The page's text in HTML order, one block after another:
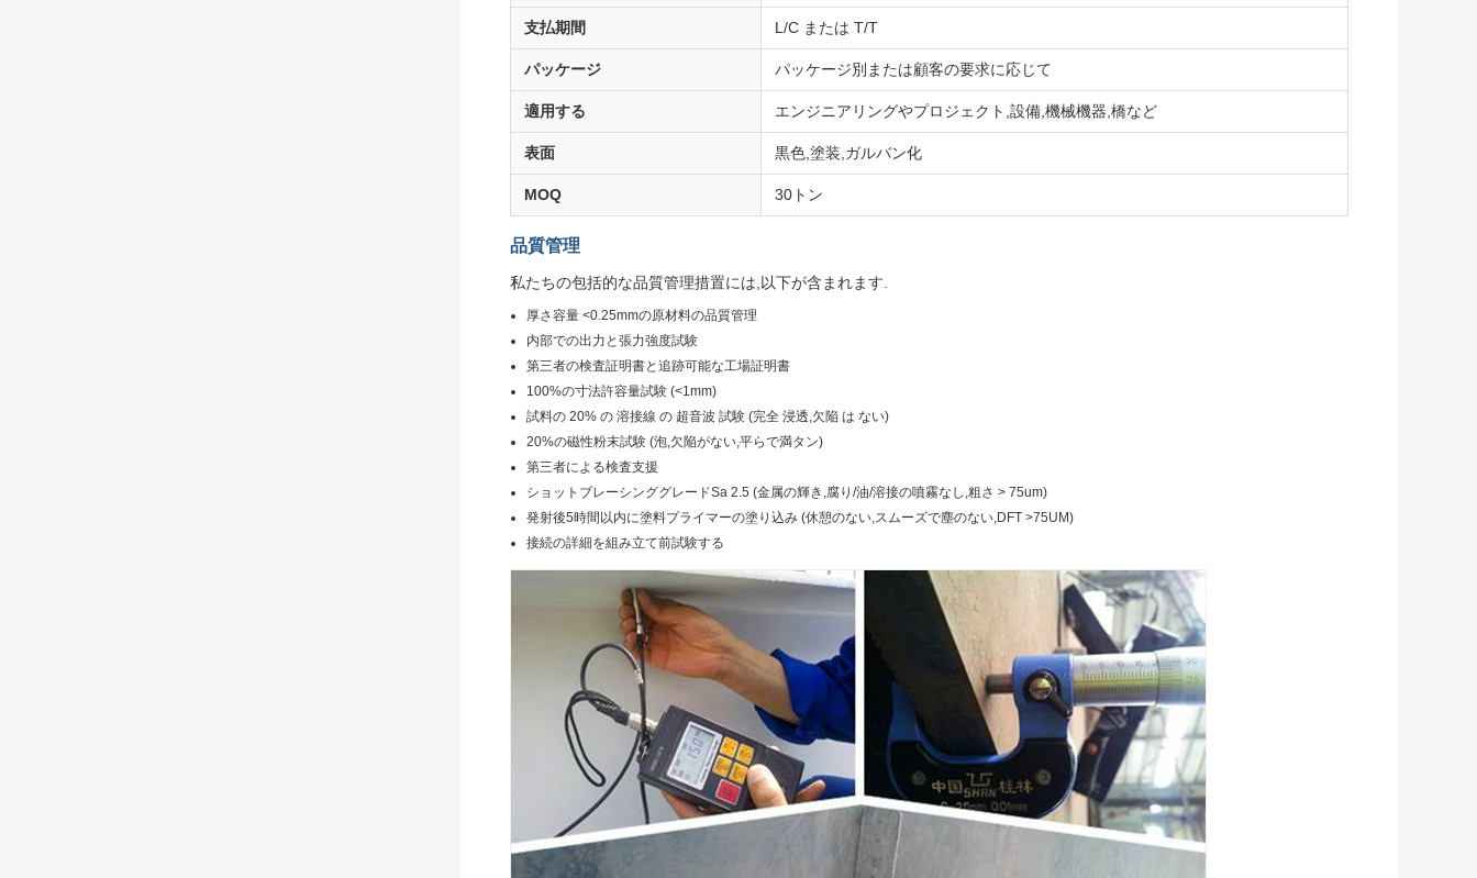
支払期間 L/C または T/T
パッケージ パッケージ別または顧客の要求に応じて
適用する エンジニアリングやプロジェクト,設備,機械機器,橋など
表面 黒色,塗装,ガルバン化
MOQ 30トン
品質管理
私たちの包括的な品質管理措置には,以下が含まれます.
厚さ容量 <0.25mmの原材料の品質管理
内部での出力と張力強度試験
第三者の検査証明書と追跡可能な工場証明書
100%の寸法許容量試験 (<1mm)
試料の 20% の 溶接線 の 超音波 試験 (完全 浸透,欠陥 は ない)
20%の磁性粉末試験 (泡,欠陥がない,平らで満タン)
第三者による検査支援
ショットブレーシンググレードSa 2.5 (金属の輝き,腐り/油/溶接の噴霧なし,粗さ > 75um)
発射後5時間以内に塗料プライマーの塗り込み (休憩のない,スムーズで塵のない,DFT >75UM)
接続の詳細を組み立て前試験する